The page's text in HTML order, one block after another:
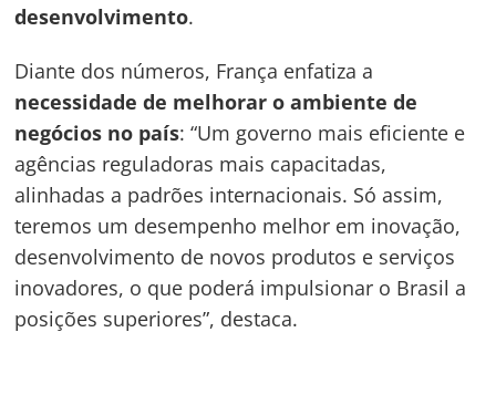
desenvolvimento.
Diante dos números, França enfatiza a
necessidade de melhorar o ambiente de
negócios no país: “Um governo mais eficiente e
agências reguladoras mais capacitadas,
alinhadas a padrões internacionais. Só assim,
teremos um desempenho melhor em inovação,
desenvolvimento de novos produtos e serviços
inovadores, o que poderá impulsionar o Brasil a
posições superiores”, destaca.